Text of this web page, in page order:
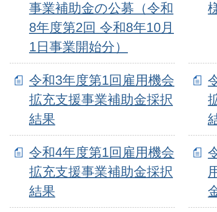
事業補助金の公募（令和
8年度第2回 令和8年10月
1日事業開始分）
令和3年度第1回雇用機会
拡充支援事業補助金採択
結果
令和4年度第1回雇用機会
拡充支援事業補助金採択
結果